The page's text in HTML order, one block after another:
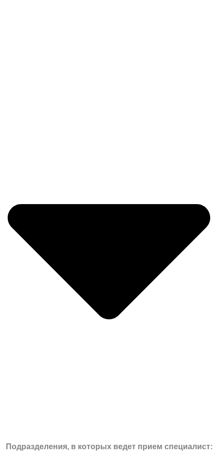
Подразделения, в которых ведет прием специалист: